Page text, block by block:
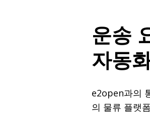
운송
자동
e2open과의
의 물류 플랫